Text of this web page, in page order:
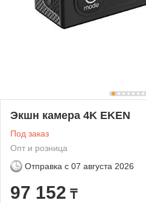
Экшн камера 4K EKEN
Под заказ
Опт и розница
Отправка с 07 августа 2026
97 152 ₸